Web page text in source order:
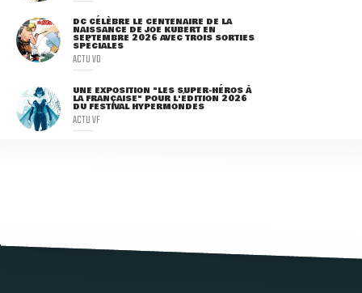
DC CÉLÈBRE LE CENTENAIRE DE LA
NAISSANCE DE JOE KUBERT EN
SEPTEMBRE 2026 AVEC TROIS SORTIES
SPÉCIALES
ACTU VO
UNE EXPOSITION "LES SUPER-HÉROS À
LA FRANÇAISE" POUR L'ÉDITION 2026
DU FESTIVAL HYPERMONDES
ACTU VF